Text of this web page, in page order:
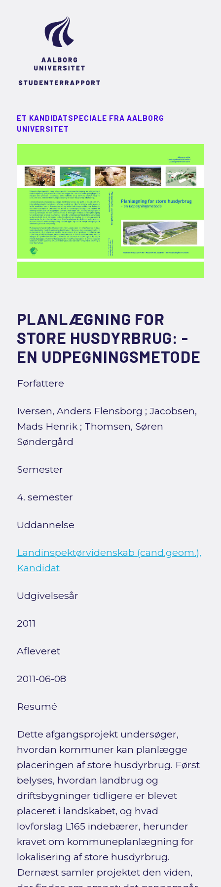
ET KANDIDATSPECIALE FRA AALBORG
UNIVERSITET
PLANLÆGNING FOR
STORE HUSDYRBRUG: -
EN UDPEGNINGSMETODE
Forfattere
Iversen, Anders Flensborg ; Jacobsen,
Mads Henrik; Thomsen, Søren
Søndergård
Semester
4. semester
Uddannelse
Landinspektørvidenskab (cand.geom.),
Kandidat
Udgivelsesår
2011
Afleveret
2011-06-08
Resumé
Dette afgangsprojekt undersøger,
hvordan kommuner kan planlægge
placeringen af store husdyrbrug. Først
belyses, hvordan landbrug og
driftsbygninger tidligere er blevet
placeret i landskabet, og hvad
lovforslag L165 indebærer, herunder
kravet om kommuneplanlægning for
lokalisering af store husdyrbrug.
Dernæst samler projektet den viden,